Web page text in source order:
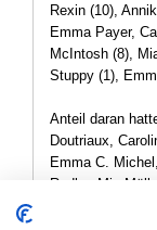
Rexin (10),
Emma Payer,
McIntosh (8),
Stuppy (1),
Anteil daran
Doutriaux,
Emma C.
Radler, Mia Müller